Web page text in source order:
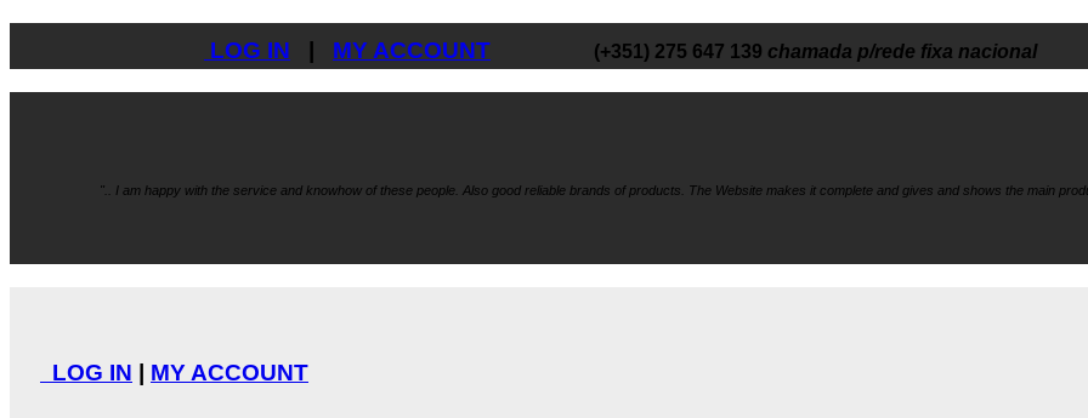
LOG IN MY ACCOUNT (+351) 275 647 139 chamada p/rede fixa nacional
".. I am happy with the service and knowhow of these people. Also good reliable brands of products. The Website makes it complete and gives and shows the main
LOG IN MY ACCOUNT